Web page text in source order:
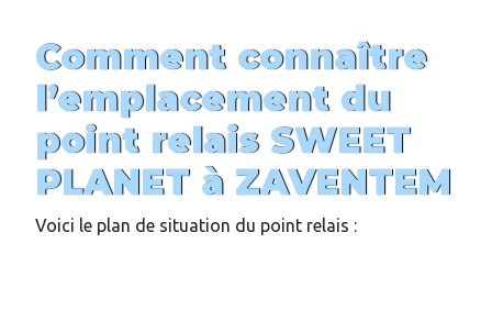
Comment connaître
l’emplacement du
point relais SWEET
PLANET à ZAVENTEM
Voici le plan de situation du point relais :